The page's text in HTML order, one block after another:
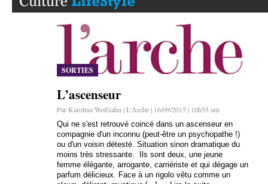
SORTIES
L’ascenseur
Par Karolina Wolfzahn | L'Arche | 16/09/2015 | 10h55 am
Qui ne s'est retrouvé coincé dans un ascenseur en
compagnie d'un inconnu (peut-être un psychopathe !)
ou d'un voisin détesté. Situation sinon dramatique du
moins très stressante. Ils sont deux, une jeune
femme élégante, arrogante, carriériste et qui dégage un
parfum délicieux. Face à un rigolo vêtu comme un